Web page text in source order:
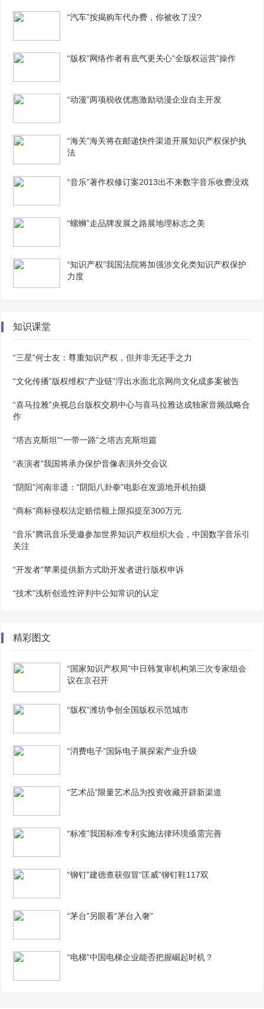
“汽车”按揭购车代办费，你被收了没?
“版权”网络作者有底气更关心“全版权运营”操作
“动漫”两项税收优惠激励动漫企业自主开发
“海关”海关将在邮递快件渠道开展知识产权保护执
法
“音乐”著作权修订案2013出不来数字音乐收费没戏
“螺蛳”走品牌发展之路展地理标志之美
“知识产权”我国法院将加强涉文化类知识产权保护
力度
知识课堂
“三星”何士友：尊重知识产权，但并非无还手之力
“文化传播”版权维权“产业链”浮出水面北京网尚文化成多案被告
“喜马拉雅”央视总台版权交易中心与喜马拉雅达成独家音频战略合
作
“塔吉克斯坦”“一带一路”之塔吉克斯坦篇
“表演者”我国将承办保护音像表演外交会议
“阴阳”河南非遗：“阴阳八卦拳”电影在发源地开机拍摄
“商标”商标侵权法定赔偿额上限拟提至300万元
“音乐”腾讯音乐受邀参加世界知识产权组织大会，中国数字音乐引
关注
“开发者”苹果提供新方式助开发者进行版权申诉
“技术”浅析创造性评判中公知常识的认定
精彩图文
“国家知识产权局”中日韩复审机构第三次专家组会
议在京召开
“版权”潍坊争创全国版权示范城市
“消费电子”国际电子展探索产业升级
“艺术品”限量艺术品为投资收藏开辟新渠道
“标准”我国标准专利实施法律环境亟需完善
“铆钉”建德查获假冒“匡威”铆钉鞋117双
“茅台”另眼看“茅台入奢”
“电梯”中国电梯企业能否把握崛起时机？